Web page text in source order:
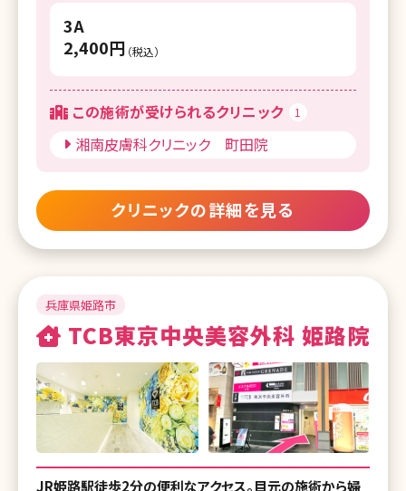
湘南美容皮フ科 仙台院
湘南美容クリニック 秋田院
湘南美容クリニック 福島院
湘南美容クリニック 水戸院
湘南美容クリニック 高崎院
湘南美容クリニック 大宮東口院
湘南美容クリニック 川口院
湘南美容クリニック 南越谷院
湘南美容クリニック 所沢院
湘南美容クリニック 川越院
湘南美容クリニック 熊谷院
3A
2,400円 （税込）
この施術が受けられるクリニック 1
湘南皮膚科クリニック 町田院
クリニックの詳細を見る
兵庫県姫路市
TCB東京中央美容外科 姫路院
JR姫路駅徒歩2分の便利なアクセス。目元の施術から婦